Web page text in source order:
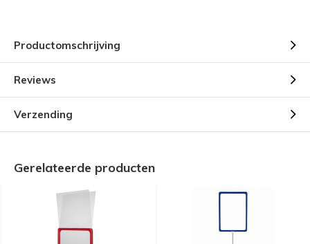
Productomschrijving
Reviews
Verzending
Gerelateerde producten